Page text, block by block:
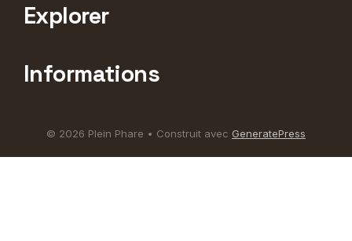
Explorer
Informations
© 2026 Plein Phare • Construit avec GeneratePress